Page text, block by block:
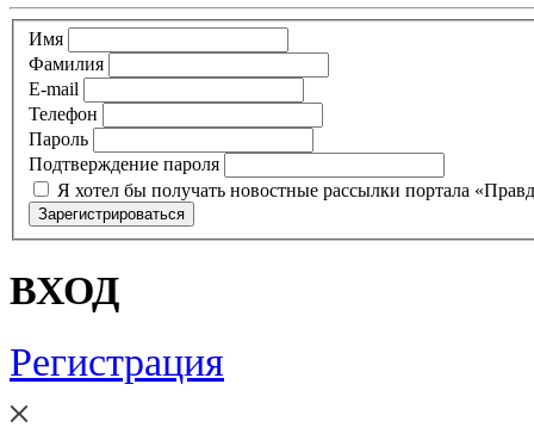
Имя
Фамилия
E-mail
Телефон
Пароль
Подтверждение пароля
Я хотел бы получать новостные рассылки портала
ВХОД
Регистрация